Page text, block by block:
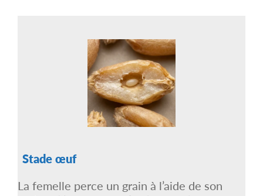
Stade œuf
La femelle perce un grain à l’aide de son